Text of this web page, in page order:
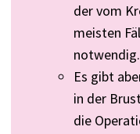
der vom
meisten
notwendig.
Es gibt
in der
die